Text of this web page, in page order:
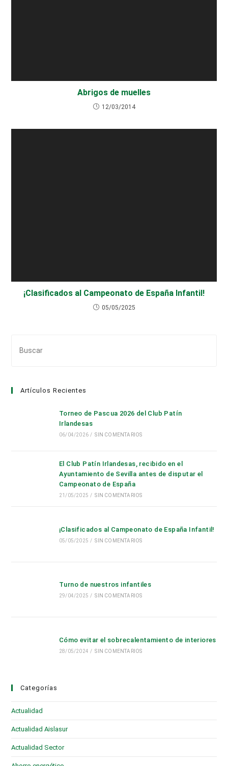
Abrigos de muelles
12/03/2014
¡Clasificados al Campeonato de España Infantil!
05/05/2025
Artículos Recientes
Torneo de Pascua 2026 del Club Patín
Irlandesas
06/04/2026 / SIN COMENTARIOS
El Club Patín Irlandesas, recibido en el
Ayuntamiento de Sevilla antes de disputar el
Campeonato de España
21/05/2025 / SIN COMENTARIOS
¡Clasificados al Campeonato de España Infantil!
05/05/2025 / SIN COMENTARIOS
Turno de nuestros infantiles
29/04/2025 / SIN COMENTARIOS
Cómo evitar el sobrecalentamiento de interiores
28/05/2024 / SIN COMENTARIOS
Categorías
Actualidad
Actualidad Aislasur
Actualidad Sector